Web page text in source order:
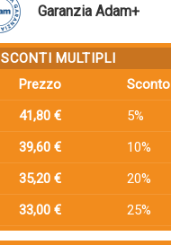
Garanzia Adam+
SCONTI MULTIPLI
Prezzo
Sconto
41,80 €
5%
39,60 €
10%
35,20 €
20%
33,00 € 25%